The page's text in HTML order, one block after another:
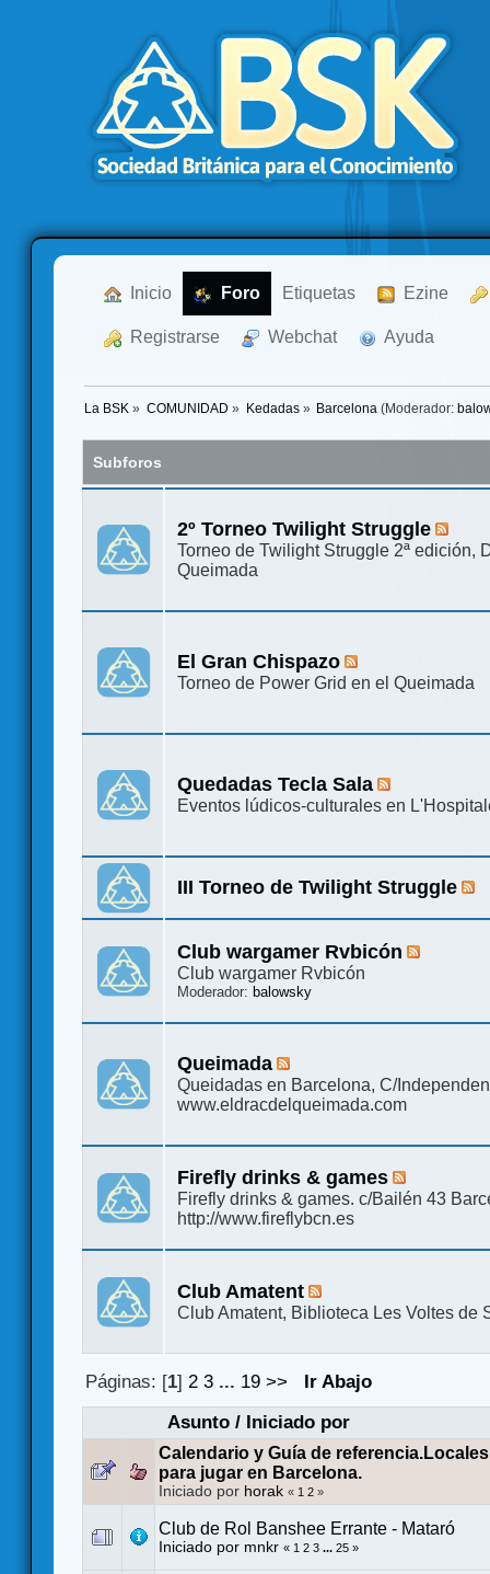
Inicio Foro Etiquetas Ezine
Registrarse Webchat Ayuda
La BSK » COMUNIDAD » Kedadas» Barcelona (Moderador:
Subforos
2º Torneo Twilight Struggle
Torneo de Twilight Struggle 2ª edición,
Queimada
El Gran Chispazo
Torneo de Power Grid en el Queimada
Quedadas Tecla Sala
Eventos lúdicos-culturales en
III Torneo de Twilight Struggle
Club wargamer Rvbicón
Club wargamer Rvbicón
Moderador:balowsky
Queimada
Queidadas en Barcelona, C/
www.eldracdelqueimada.com
Firefly drinks & games
Firefly drinks & games. c/Bailén 43
http://www.fireflybcn.es
Club Amatent
Club Amatent, Biblioteca Les Voltes de
Páginas: [1]2 3 ... 19 >>
Ir Abajo
Asunto/ Iniciado por
Calendario y Guía de
para jugar en Barcelona.
Iniciado por horak « 1 2 »
Club de Rol Banshee Errante - Mataró
Iniciado por mnkr « 1 2 3 ... 25 »